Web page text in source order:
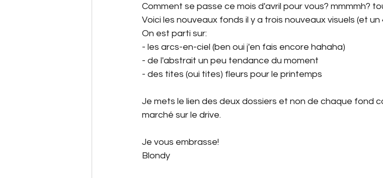
Matériel de maitresse
Automne Fond d'écran Faux devoirs Structuration
Espace à scénario Dictées
Comment se passe ce mois d'avril pour vous? mmmmh?
Voici les nouveaux fonds il y a trois nouveaux visuels (et
On est parti sur:
- les arcs-en-ciel (ben oui j'en fais encore hahaha)
- de l'abstrait un peu tendance du moment
- des tites (oui tites) fleurs pour le printemps
Je mets le lien des deux dossiers et non de chaque fond
marché sur le drive.
Je vous embrasse!
Blondy